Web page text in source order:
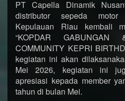
PT Capella Dinamik
distributor sepeda
Kepulauan Riau kembali
“KOPDAR
COMMUNITY KEPRI
kegiatan ini akan
Mei 2026, kegiatan ini
apresiasi kepada member
tahun di bulan Mei.